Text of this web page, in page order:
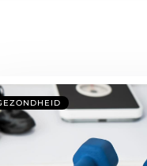
GEZONDHEID